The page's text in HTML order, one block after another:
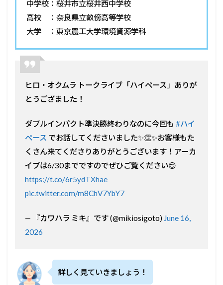
中学校：桜井市立桜井西中学校
高校 ：奈良県立畝傍高等学校
大学 ：東京農工大学環境資源学科
ヒロ・オクムラ トークライブ「ハイペース」ありが
とうござました！
ダブルインパクト準決勝終わりなのに今回も #ハイ
ペース でお話してくださいました✨👏✨お客様もた
くさん来てくださりありがとうございます！アーカ
イブは6/30までですのでぜひご覧ください😊
https://t.co/6r5ydTXhae
pic.twitter.com/m8ChV7YbY7
— 『カワハラ ミキ』です (@mikiosigoto) June 16,
2026
詳しく見ていきましょう！